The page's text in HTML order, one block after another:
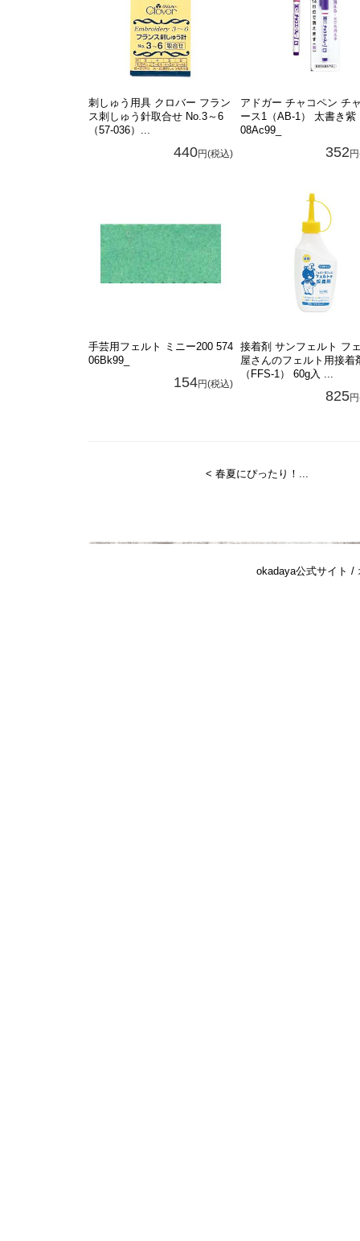
刺しゅう用具 クロバー フラン
ス刺しゅう針取合せ No.3～6
（57-036）...
440円(税込)
アドガー チャコペン チ
ース1（AB-1） 太書き紫
08Ac99_
352
手芸用フェルト ミニー200 574
06Bk99_
154円(税込)
接着剤 サンフェルト フ
屋さんのフェルト用接着
（FFS-1） 60g入 ...
825
< 春夏にぴったり！...
okadaya公式サイト /